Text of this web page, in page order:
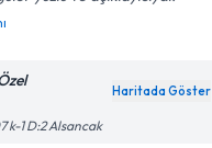
Haritada Göster
k-1 D:2 Alsancak